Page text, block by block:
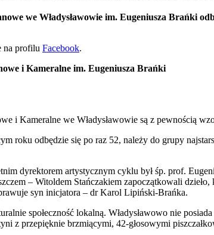
we Władysławowie im. Eugeniusza Brańki
na profilu Facebook.
i Kameralne im. Eugeniusza Brańki
i Kameralne we Władysławowie są z pewnością
roku odbędzie się po raz 52, należy do grupy
dyrektorem artystycznym cyklu był śp. prof.
– Witoldem Stańczakiem zapoczątkowali
syn inicjatora – dr Karol Lipiński-Brańka.
społeczność lokalną. Władysławowo nie
z przepięknie brzmiącymi, 42-głosowymi